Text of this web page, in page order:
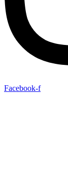
Facebook-f